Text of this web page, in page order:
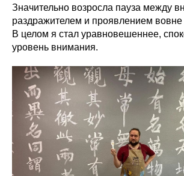
Значительно возросла пауза между
раздражителем и проявлением
В целом я стал уравновешеннее,
уровень внимания.